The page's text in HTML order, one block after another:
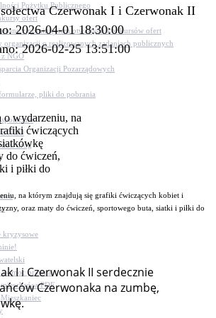
Pożytku Publicznego
ofert
z pominięciem otwartych konkursów ofert
organizacji o realizowanych zadaniach publicznych
NGO
Organizacji Pozarządowych
pliki do pobrania
NGO
dot. dróg
kryzysowe
pomoc prawna
PDF
Czerwonak I i Czerwonak II
2026-04-01 18:30:00
2026-02-25 13:51:00
na którym znajdują się grafiki ćwiczących kobiet i
oraz maty do ćwiczeń, sportowego buta, siatki i piłki do
I i Czerwonak II serdecznie
Czerwonaka na zumbę,